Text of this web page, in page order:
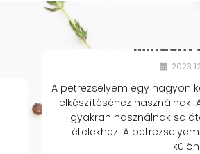
Mindent
A petrezselyem egy nagyon
elkészítéséhez
gyakran használnak
ételekhez. A